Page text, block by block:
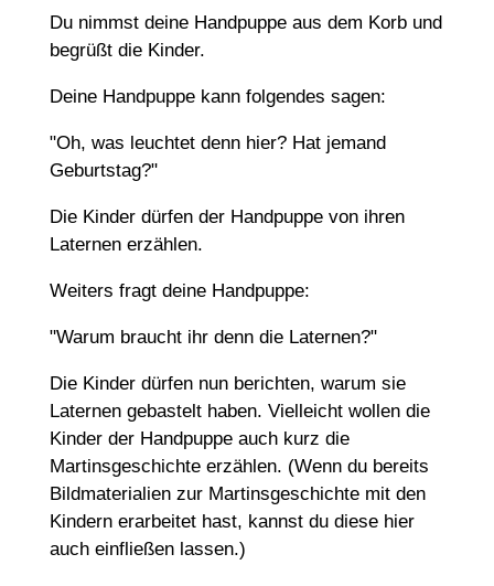
Du nimmst deine Handpuppe aus dem Korb und
begrüßt die Kinder.
Deine Handpuppe kann folgendes sagen:
"Oh, was leuchtet denn hier? Hat jemand
Geburtstag?"
Die Kinder dürfen der Handpuppe von ihren
Laternen erzählen.
Weiters fragt deine Handpuppe:
"Warum braucht ihr denn die Laternen?"
Die Kinder dürfen nun berichten, warum sie
Laternen gebastelt haben. Vielleicht wollen die
Kinder der Handpuppe auch kurz die
Martinsgeschichte erzählen. (Wenn du bereits
Bildmaterialien zur Martinsgeschichte mit den
Kindern erarbeitet hast, kannst du diese hier
auch einfließen lassen.)